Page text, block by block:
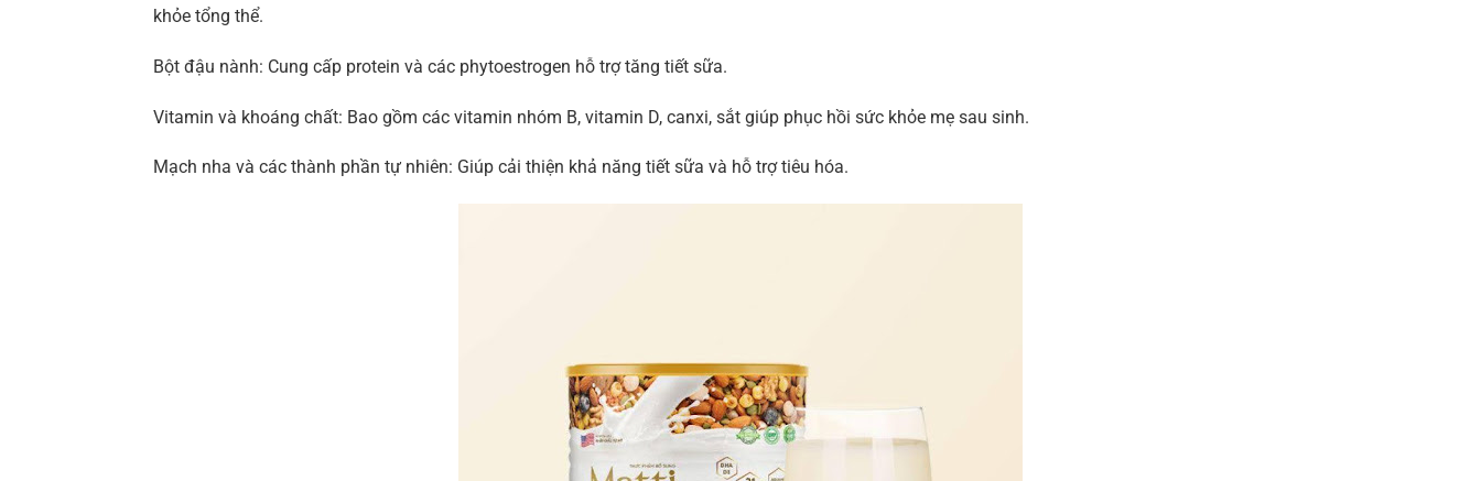
khỏe tổng thể.
Bột đậu nành: Cung cấp protein và các phytoestrogen hỗ trợ tăng tiết sữa.
Vitamin và khoáng chất: Bao gồm các vitamin nhóm B, vitamin D, canxi, sắt giúp phục hồi sức khỏe mẹ sau sinh.
Mạch nha và các thành phần tự nhiên: Giúp cải thiện khả năng tiết sữa và hỗ trợ tiêu hóa.